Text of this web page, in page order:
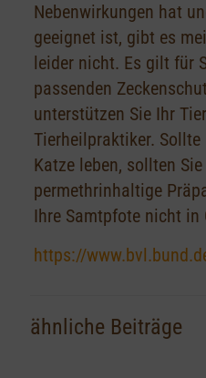
Nebenwirkungen hat
geeignet ist, gibt es
leider nicht. Es gilt für
passenden
unterstützen Sie Ihr
Tierheilpraktiker.
Katze leben, sollten
permethrinhaltige
Ihre Samtpfote nicht in
https://
ähnliche Beiträge